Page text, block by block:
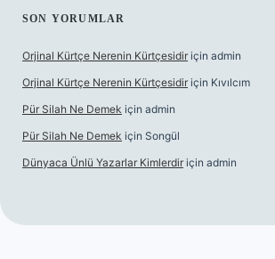
SON YORUMLAR
Orjinal Kürtçe Nerenin Kürtçesidir için admin
Orjinal Kürtçe Nerenin Kürtçesidir için Kıvılcım
Pür Silah Ne Demek için admin
Pür Silah Ne Demek için Songül
Dünyaca Ünlü Yazarlar Kimlerdir için admin